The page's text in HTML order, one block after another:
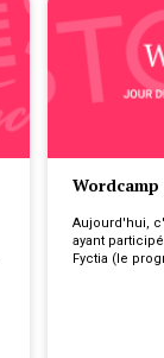
Aujourd'hui,
ayant
Fyctia (le